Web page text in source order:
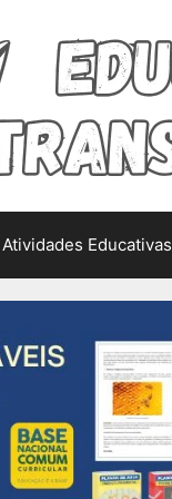
Atividades Educativas